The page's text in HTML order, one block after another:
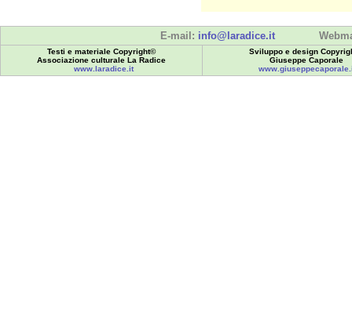
E-mail: info@laradice.it
Testi e materiale Copyright©
Associazione culturale La Radice
www.laradice.it
Sviluppo e design
Giuseppe Caporale